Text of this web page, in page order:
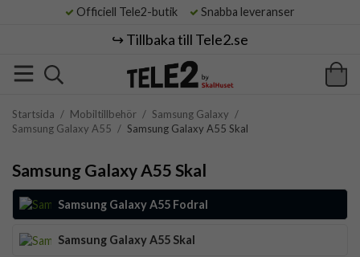
Officiell Tele2-butik Snabba leveranser
↪️ Tillbaka till Tele2.se
Startsida / Mobiltillbehör / Samsung Galaxy /
Samsung Galaxy A55 / Samsung Galaxy A55 Skal
Samsung Galaxy A55 Skal
Samsung Galaxy A55 Fodral
Samsung Galaxy A55 Skal